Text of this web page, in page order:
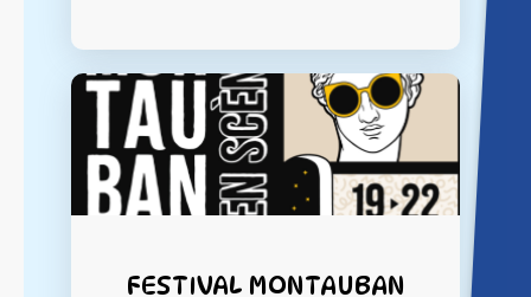
FESTIVAL MONTAUBAN